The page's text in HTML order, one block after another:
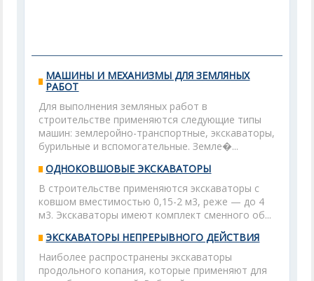
МАШИНЫ И МЕХАНИЗМЫ ДЛЯ ЗЕМЛЯНЫХ
РАБОТ
Для выполнения земляных работ в
строительстве применяются следующие типы
машин: землеройно-транспортные, экскаваторы,
бурильные и вспомогательные. Земле�...
ОДНОКОВШОВЫЕ ЭКСКАВАТОРЫ
В строительстве применяются экскаваторы с
ковшом вместимостью 0,15-2 м3, реже — до 4
м3. Экскаваторы имеют комплект сменного об...
ЭКСКАВАТОРЫ НЕПРЕРЫВНОГО ДЕЙСТВИЯ
Наиболее распространены экскаваторы
продольного копания, которые применяют для